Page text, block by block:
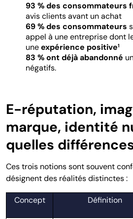
93 % des consommateurs
avis clients avant un achat
69 % des consommateurs
appel à une entreprise dont
uneexpérience positive1
83 % ont déjà abandonné
négatifs.
E-réputation,
marque, identité
quelles
Ces trois notions sont souvent
désignent des réalités distinctes :
Concept Définition